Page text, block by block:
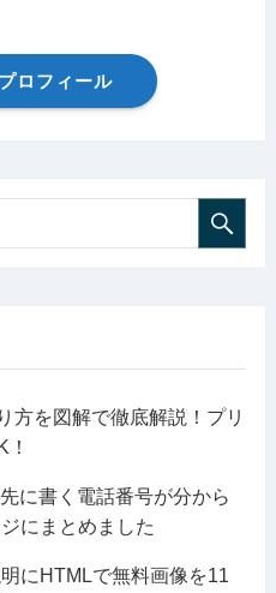
ロフィール
方を図解で徹底解説！プリ
に書く電話番号が分から
にまとめました
にHTMLで無料画像を11